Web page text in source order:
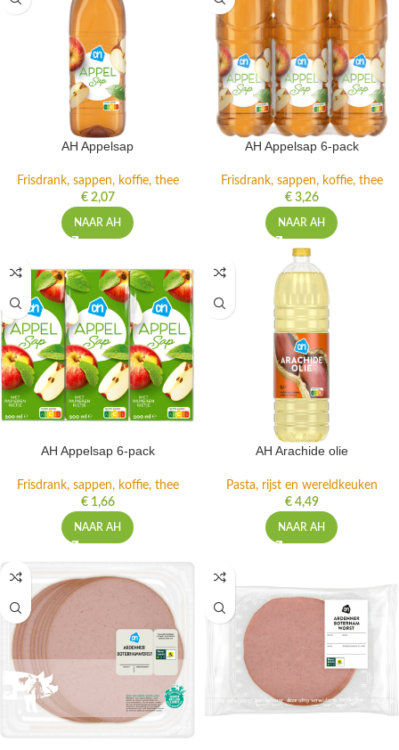
AH Appelsap
Frisdrank, sappen, koffie, thee
€2,07
NAAR AH
AH Appelsap 6-pack
Frisdrank, sappen, koffie, thee
€3,26
NAAR AH
AH Appelsap 6-pack
Frisdrank, sappen, koffie, thee
€1,66
NAAR AH
AH Arachide olie
Pasta, rijst en wereldkeuken
€4,49
NAAR AH